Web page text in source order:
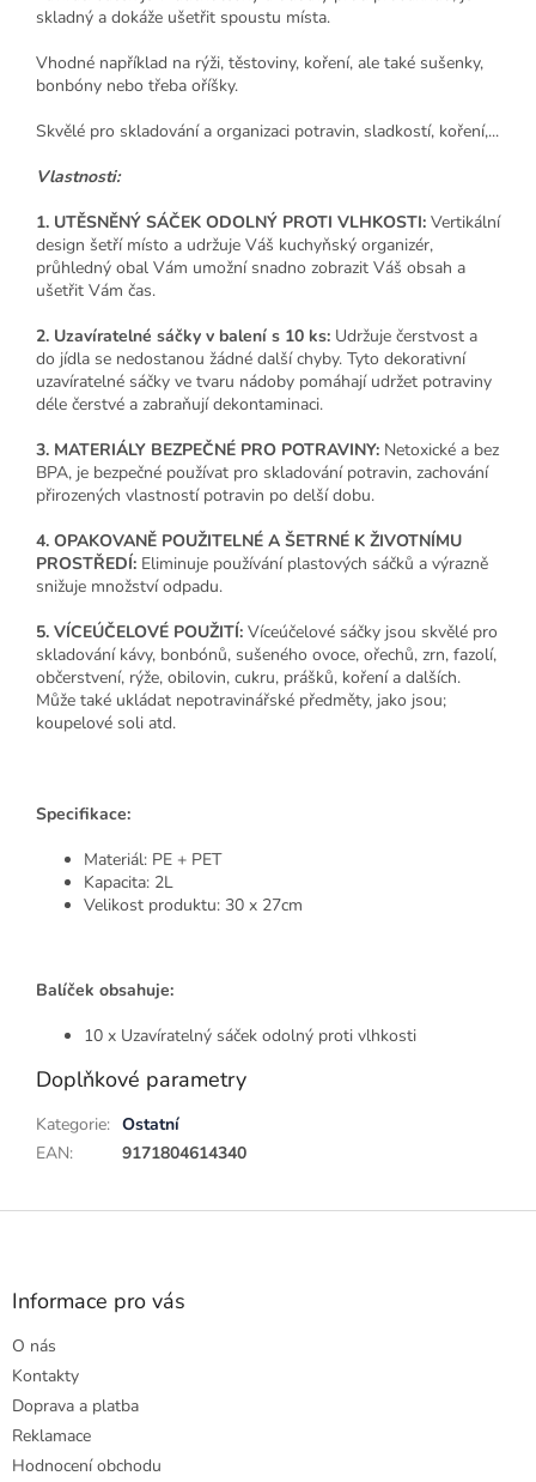
skladný a dokáže ušetřit spoustu místa.
Vhodné například na rýži, těstoviny, koření, ale také sušenky,
bonbóny nebo třeba oříšky.
Skvělé pro skladování a organizaci potravin, sladkostí, koření,...
Vlastnosti:
1. UTĚSNĚNÝ SÁČEK ODOLNÝ PROTI VLHKOSTI: Vertikální
design šetří místo a udržuje Váš kuchyňský organizér,
průhledný obal Vám umožní snadno zobrazit Váš obsah a
ušetřit Vám čas.
2. Uzavíratelné sáčky v balení s 10 ks: Udržuje čerstvost a
do jídla se nedostanou žádné další chyby. Tyto dekorativní
uzavíratelné sáčky ve tvaru nádoby pomáhají udržet potraviny
déle čerstvé a zabraňují dekontaminaci.
3. MATERIÁLY BEZPEČNÉ PRO POTRAVINY: Netoxické a bez
BPA, je bezpečné používat pro skladování potravin, zachování
přirozených vlastností potravin po delší dobu.
4. OPAKOVANĚ POUŽITELNÉ A ŠETRNÉ K ŽIVOTNÍMU
PROSTŘEDÍ: Eliminuje používání plastových sáčků a výrazně
snižuje množství odpadu.
5. VÍCEÚČELOVÉ POUŽITÍ: Víceúčelové sáčky jsou skvělé pro
skladování kávy, bonbónů, sušeného ovoce, ořechů, zrn, fazolí,
občerstvení, rýže, obilovin, cukru, prášků, koření a dalších.
Může také ukládat nepotravinářské předměty, jako jsou;
koupelové soli atd.
Specifikace:
Materiál: PE + PET
Kapacita: 2L
Velikost produktu: 30 x 27cm
Balíček obsahuje:
10 x Uzavíratelný sáček odolný proti vlhkosti
Doplňkové parametry
Kategorie: Ostatní
EAN: 9171804614340
Z
Informace pro vás
O nás
Kontakty
Doprava a platba
Reklamace
Hodnocení obchodu